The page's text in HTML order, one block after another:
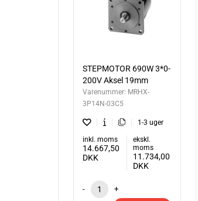
STEPMOTOR 690W 3*0-
200V Aksel 19mm
Varenummer: MRHX-
3P14N-03C5
1-3 uger
inkl. moms
14.667,50
DKK
ekskl.
moms
11.734,00
DKK
- +